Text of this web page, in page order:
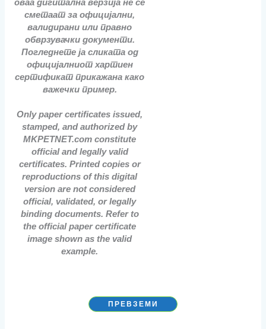
оваа дигитална верзија не се
сметаат за официјални,
валидирани или правно
обврзувачки документи.
Погледнете ја сликата од
официјалниот хартиен
сертификат прикажана како
важечки пример.
Only paper certificates issued,
stamped, and authorized by
MKPETNET.com constitute
official and legally valid
certificates. Printed copies or
reproductions of this digital
version are not considered
official, validated, or legally
binding documents. Refer to
the official paper certificate
image shown as the valid
example.
ПРЕВЗЕМИ